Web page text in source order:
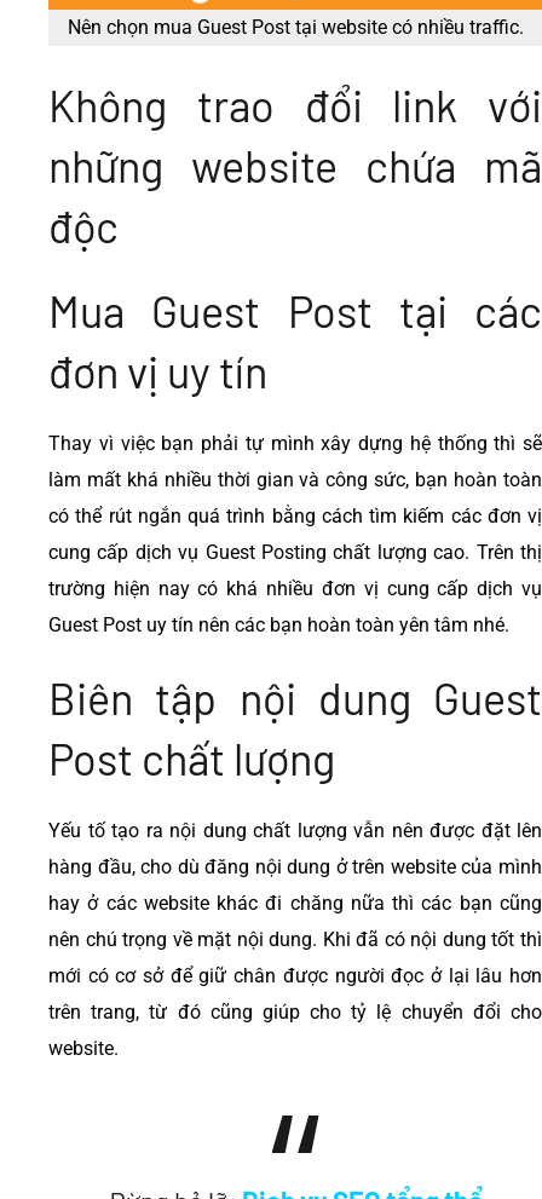
Nên chọn mua Guest Post tại website có nhiều traffic.
Không trao đổi link với
những website chứa mã
độc
Mua Guest Post tại các
đơn vị uy tín
Thay vì việc bạn phải tự mình xây dựng hệ thống thì sẽ
làm mất khá nhiều thời gian và công sức, bạn hoàn toàn
có thể rút ngắn quá trình bằng cách tìm kiếm các đơn vị
cung cấp dịch vụ Guest Posting chất lượng cao. Trên thị
trường hiện nay có khá nhiều đơn vị cung cấp dịch vụ
Guest Post uy tín nên các bạn hoàn toàn yên tâm nhé.
Biên tập nội dung Guest
Post chất lượng
Yếu tố tạo ra nội dung chất lượng vẫn nên được đặt lên
hàng đầu, cho dù đăng nội dung ở trên website của mình
hay ở các website khác đi chăng nữa thì các bạn cũng
nên chú trọng về mặt nội dung. Khi đã có nội dung tốt thì
mới có cơ sở để giữ chân được người đọc ở lại lâu hơn
trên trang, từ đó cũng giúp cho tỷ lệ chuyển đổi cho
website.